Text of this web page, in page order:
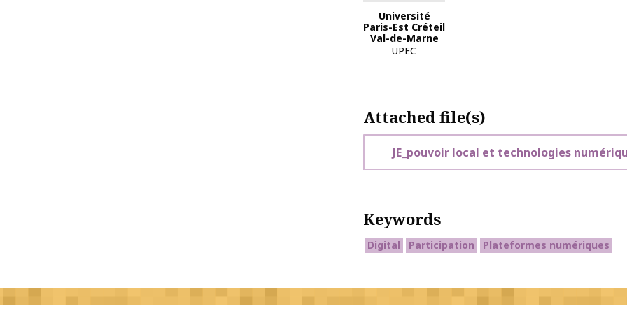
Université
Paris-Est Créteil
Val-de-Marne
UPEC
Attached file(s)
JE_pouvoir local et technologies
Keywords
Digital Participation Plateformes numériques